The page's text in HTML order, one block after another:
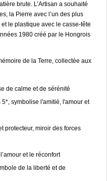
brute. L’Artisan a souhaité
la Pierre avec l’un des plus
le plastique avec le casse-tête
1980 créé par le Hongrois
de la Terre, collectée aux
de calme et de sérénité
symbolise l'amitié, l'amour et
protecteur, miroir des forces
et le réconfort
de la liberté et de